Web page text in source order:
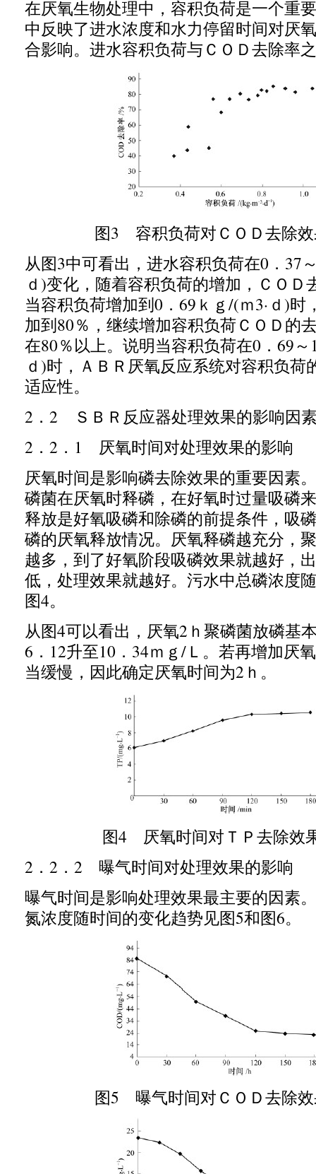
在厌氧生物处理中，容积负荷是一个重
中反映了进水浓度和水力停留时间对厌
合影响。进水容积负荷与ＣＯＤ去除率
图3 容积负荷对ＣＯＤ去除
从图3中可看出，进水容积负荷在0 ． 37
ｄ)变化，随着容积负荷的增加，ＣＯＤ
当容积负荷增加到0 ． 69 ｋｇ/(ｍ3·ｄ)时
加到80％，继续增加容积负荷ＣＯＤ的
在80％以上。说明当容积负荷在0 ． 69～
ｄ)时，ＡＢＲ厌氧反应系统对容积负荷
适应性。
2 ． 2 ＳＢＲ反应器处理效果的影响因
2 ． 2 ． 1 厌氧时间对处理效果的影响
厌氧时间是影响磷去除效果的重要因素
磷菌在厌氧时释磷，在好氧时过量吸磷
释放是好氧吸磷和除磷的前提条件，吸
磷的厌氧释放情况。厌氧释磷越充分，
越多，到了好氧阶段吸磷效果就越好，
低，处理效果就越好。污水中总磷浓度
图4。
从图4可以看出，厌氧2 ｈ聚磷菌放磷基
6 ． 12升至10 ． 34ｍｇ/Ｌ。若再增加厌
当缓慢，因此确定厌氧时间为2 ｈ。
图4 厌氧时间对ＴＰ去除效
2 ． 2 ． 2 曝气时间对处理效果的影响
曝气时间是影响处理效果最主要的因素
氮浓度随时间的变化趋势见图5和图6。
图5 曝气时间对ＣＯＤ去除